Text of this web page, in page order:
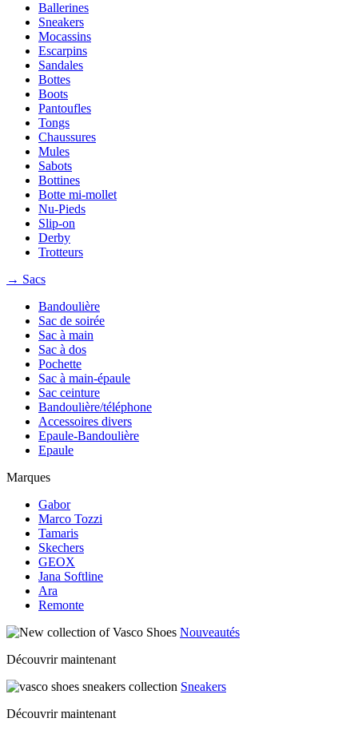
Ballerines
Sneakers
Mocassins
Escarpins
Sandales
Bottes
Boots
Pantoufles
Tongs
Chaussures
Mules
Sabots
Bottines
Botte mi-mollet
Nu-Pieds
Slip-on
Derby
Trotteurs
→ Sacs
Bandoulière
Sac de soirée
Sac à main
Sac à dos
Pochette
Sac à main-épaule
Sac ceinture
Bandoulière/téléphone
Accessoires divers
Epaule-Bandoulière
Epaule
Marques
Gabor
Marco Tozzi
Tamaris
Skechers
GEOX
Jana Softline
Ara
Remonte
Nouveautés
Découvrir maintenant
Sneakers
Découvrir maintenant